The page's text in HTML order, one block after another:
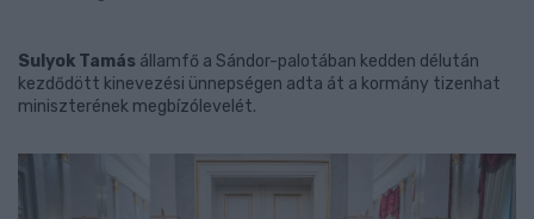
Sulyok Tamás államfő a Sándor-palotában kedden délután
kezdődött kinevezési ünnepségen adta át a kormány tizenhat
miniszterének megbízólevelét.